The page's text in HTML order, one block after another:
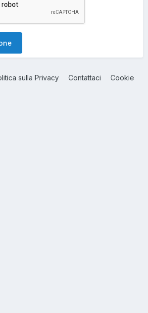
sulla Privacy Contattaci Cookie